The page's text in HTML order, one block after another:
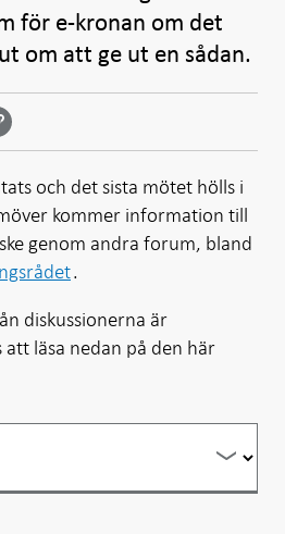
för e-kronan om det
om att ge ut en sådan.
och det sista mötet hölls i
kommer information till
genom andra forum, bland
.
diskussionerna är
läsa nedan på den här